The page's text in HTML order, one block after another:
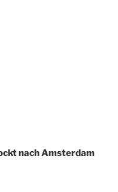
nach Amsterdam